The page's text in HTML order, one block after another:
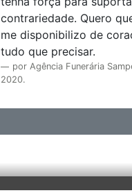
contrariedade. Quero
me disponibilizo de
tudo que precisar.
por Agência Funerária
2020.